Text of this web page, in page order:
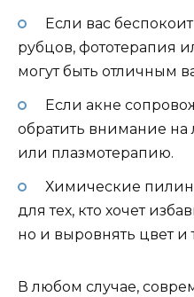
Если вас
рубцов, фототерапия
могут быть отличным
Если акне
обратить внимание
или плазмотерапию.
Химические
для тех, кто хочет
но и выровнять цвет и
В любом случае,